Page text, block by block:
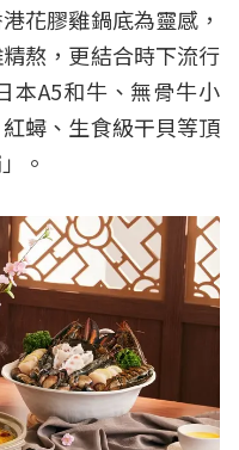
花膠雞鍋底為靈感，
熬，更結合時下流行
本A5和牛、無骨牛小
蟳、生食級干貝等頂
。